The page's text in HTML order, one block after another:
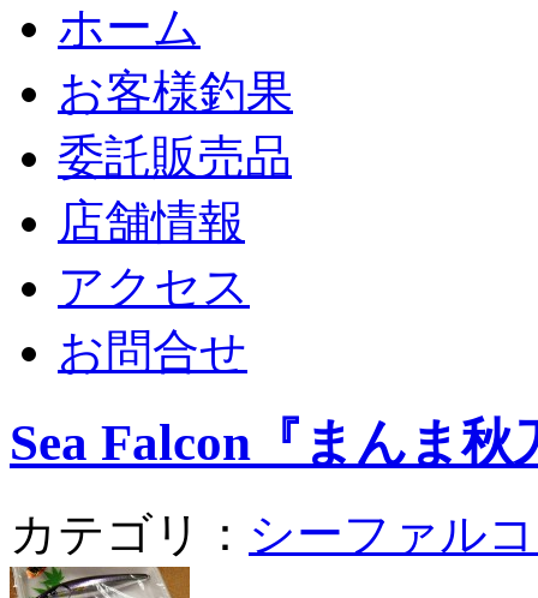
ホーム
お客様釣果
委託販売品
店舗情報
アクセス
お問合せ
Sea Falcon『まんま秋
カテゴリ： シーファル